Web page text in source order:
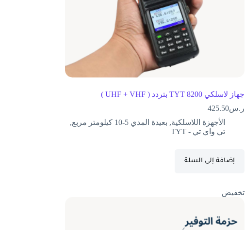
جهاز لاسلكي TYT 8200 بتردد ( UHF + VHF )
ر.س425.50
الأجهزة اللاسلكية, بعيدة المدي 5-10 كيلومتر مربع
,
تي واي تي - TYT
إضافة إلى السلة
تخفيض